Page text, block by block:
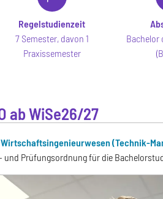
Regelstudienzeit
7 Semester, davon 1
Praxissemester
Bachelor
ab WiSe26/27
Wirtschaftsingenieurwesen (Technik-
und Prüfungsordnung für die